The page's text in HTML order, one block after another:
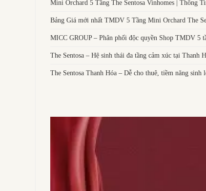
Mini Orchard 5 Tầng The Sentosa Vinhomes | Thông
Bảng Giá mới nhất TMDV 5 Tầng Mini Orchard The
MICC GROUP – Phân phối độc quyền Shop TMDV 5
The Sentosa – Hệ sinh thái đa tầng cảm xúc tại Thanh
The Sentosa Thanh Hóa – Dễ cho thuê, tiềm năng